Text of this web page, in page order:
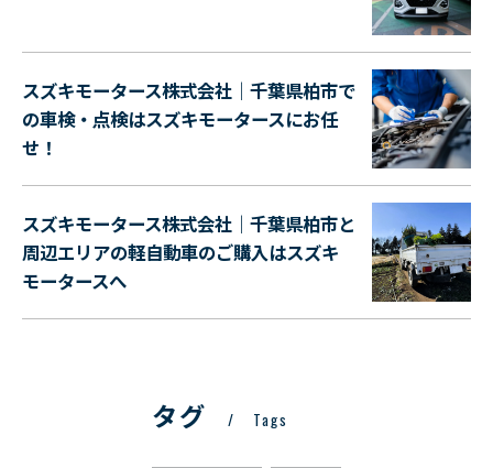
スズキモータース株式会社｜千葉県柏市で
の車検・点検はスズキモータースにお任
せ！
スズキモータース株式会社｜千葉県柏市と
周辺エリアの軽自動車のご購入はスズキ
モータースへ
タグ Tags